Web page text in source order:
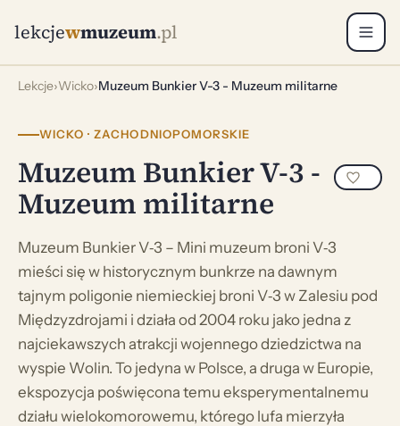
lekcjewmuzeum.pl
Lekcje›Wicko›Muzeum Bunkier V-3 - Muzeum militarne
WICKO · ZACHODNIOPOMORSKIE
Muzeum Bunkier V-3 -
Muzeum militarne
Muzeum Bunkier V‑3 – Mini muzeum broni V‑3
mieści się w historycznym bunkrze na dawnym
tajnym poligonie niemieckiej broni V‑3 w Zalesiu pod
Międzyzdrojami i działa od 2004 roku jako jedna z
najciekawszych atrakcji wojennego dziedzictwa na
wyspie Wolin. To jedyna w Polsce, a druga w Europie,
ekspozycja poświęcona temu eksperymentalnemu
działu wielokomorowemu, którego lufa mierzyła